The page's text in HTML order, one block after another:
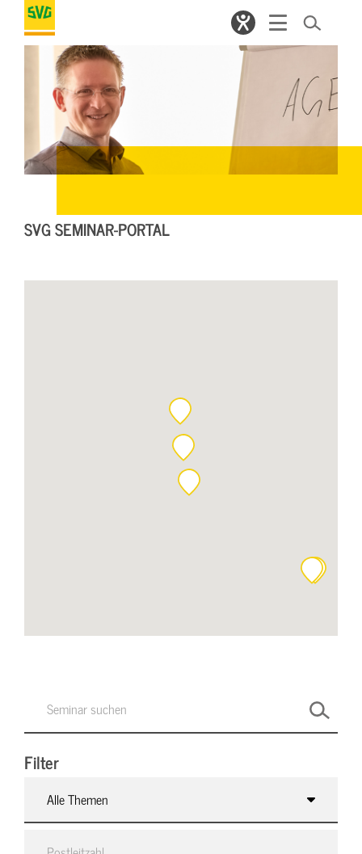
SVG SEMINAR-PORTAL
Filter
Alle Themen